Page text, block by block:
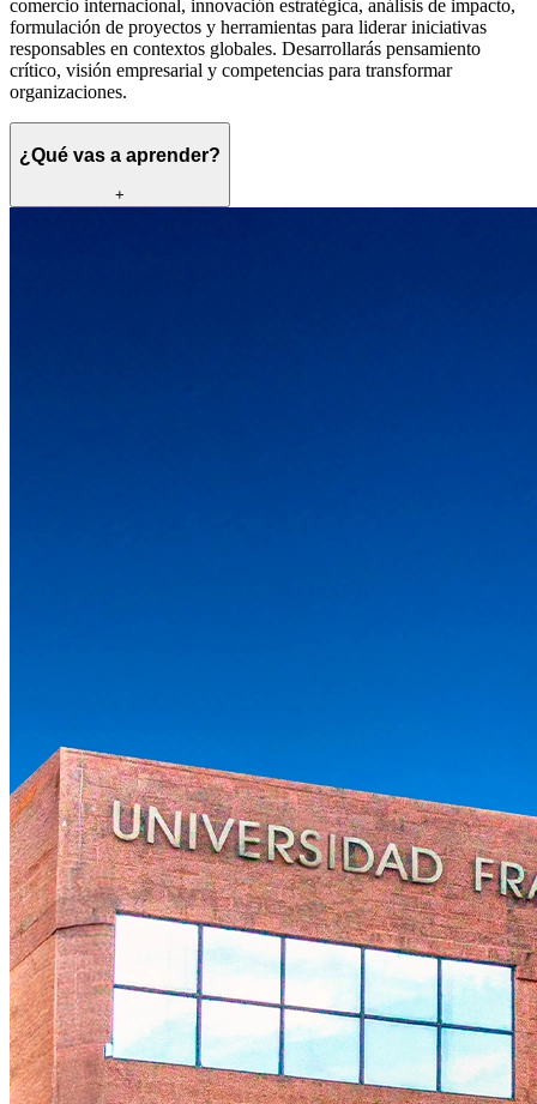
comercio internacional, innovación estratégica, análisis de impacto,
formulación de proyectos y herramientas para liderar iniciativas
responsables en contextos globales. Desarrollarás pensamiento
crítico, visión empresarial y competencias para transformar
organizaciones.
¿Qué vas a aprender?
+